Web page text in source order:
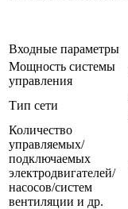
Входные параметры
Мощность системы
управления
Тип сети
Количество
управляемых/
подключаемых
электродвигателей/
насосов/систем
вентиляции и др.